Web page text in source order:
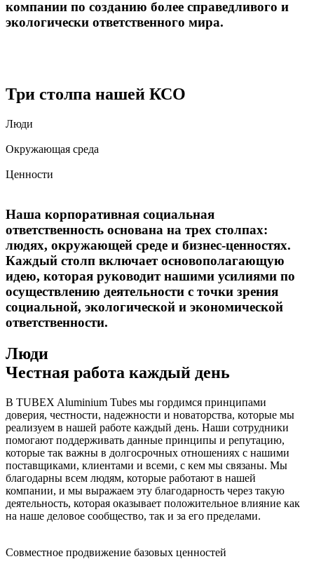
компании по созданию более справедливого и
экологически ответственного мира.
Три столпа нашей КСО
Люди
Окружающая среда
Ценности
Наша корпоративная социальная
ответственность основана на трех столпах:
людях, окружающей среде и бизнес-ценностях.
Каждый столп включает основополагающую
идею, которая руководит нашими усилиями по
осуществлению деятельности с точки зрения
социальной, экологической и экономической
ответственности.
Люди
Честная работа каждый день
В TUBEX Aluminium Tubes мы гордимся принципами
доверия, честности, надежности и новаторства, которые мы
реализуем в нашей работе каждый день. Наши сотрудники
помогают поддерживать данные принципы и репутацию,
которые так важны в долгосрочных отношениях с нашими
поставщиками, клиентами и всеми, с кем мы связаны. Мы
благодарны всем людям, которые работают в нашей
компании, и мы выражаем эту благодарность через такую
деятельность, которая оказывает положительное влияние как
на наше деловое сообщество, так и за его пределами.
Совместное продвижение базовых ценностей